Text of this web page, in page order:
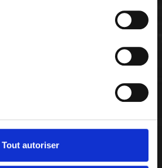
Tout autoriser